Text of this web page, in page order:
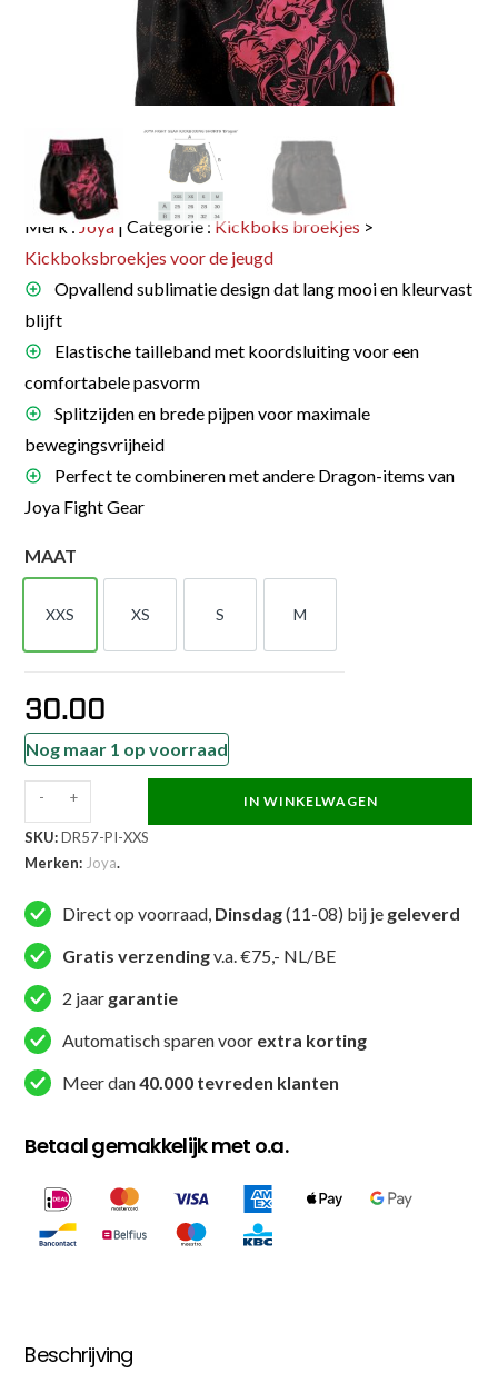
Merk :Joya | Categorie :Kickboks broekjes >
Kickboksbroekjes voor de jeugd
Opvallend sublimatie design dat lang mooi en kleurvast
blijft
Elastische tailleband met koordsluiting voor een
comfortabele pasvorm
Splitzijden en brede pijpen voor maximale
bewegingsvrijheid
Perfect te combineren met andere Dragon-items van
Joya Fight Gear
MAAT
XXS XS S M
30.00
Nog maar 1 op voorraad
Dragon
Kickboksbroek
Roze
Kinderen
aantal
- + IN WINKELWAGEN
SKU:DR57-PI-XXS
Merken: Joya.
Direct op voorraad, Dinsdag(11-08) bij je geleverd
Gratis verzendingv.a. €75,- NL/BE
2 jaar garantie
Automatisch sparen voor extra korting
Meer dan40.000 tevreden klanten
Betaal gemakkelijk met o.a.
Beschrijving